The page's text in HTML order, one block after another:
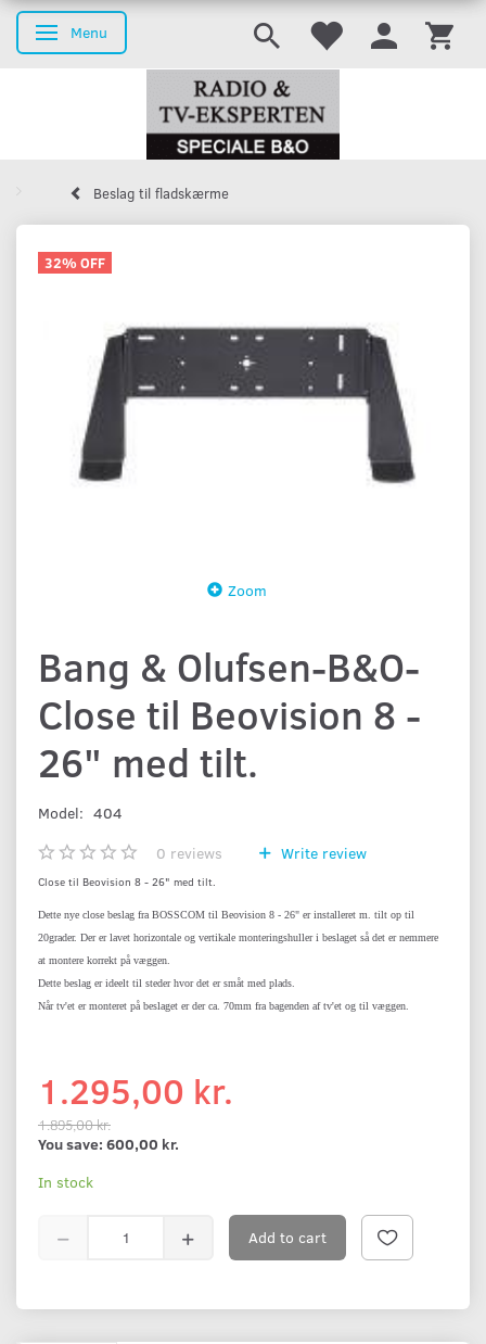
Toggle navigation
Menu
Beslag til fladskærme
32% OFF
Zoom
Bang & Olufsen-B&O-
Close til Beovision 8 -
26" med tilt.
Model: 404
0 reviews Write review
Close til Beovision 8 - 26" med tilt.
Dette nye close beslag fra BOSSCOM til Beovision 8 - 26" er installeret m. tilt op til
20grader. Der er lavet horizontale og vertikale monteringshuller i beslaget så det er nemmere
at montere korrekt på væggen.
Dette beslag er ideelt til steder hvor det er småt med plads.
Når tv'et er monteret på beslaget er der ca. 70mm fra bagenden af tv'et og til væggen.
1.295,00 kr.
1.895,00 kr.
You save: 600,00 kr.
In stock
Add to cart